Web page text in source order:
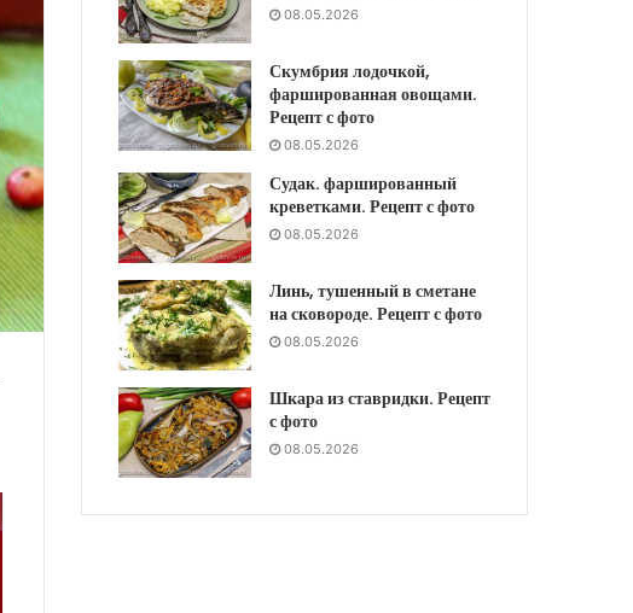
08.05.2026
Скумбрия лодочкой,
фаршированная овощами.
Рецепт с фото
08.05.2026
Судак. фаршированный
креветками. Рецепт с фото
08.05.2026
Линь, тушенный в сметане
на сковороде. Рецепт с фото
08.05.2026
Шкара из ставридки. Рецепт
с фото
08.05.2026